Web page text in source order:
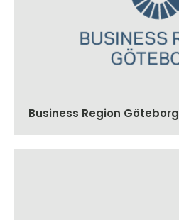
Business Region Göteborg